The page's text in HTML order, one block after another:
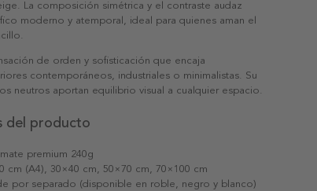
La composición simétrica y el contraste audaz
moderno y atemporal, ideal para quienes aman el
de orden y sofisticación que encaja
contemporáneos, industriales o minimalistas. Su
neutros aportan equilibrio visual a cualquier espacio.
del producto
premium 240g
cm (A4), 30×40 cm, 50×70 cm, 70×100 cm
por separado (disponible en roble, negro y blanco)